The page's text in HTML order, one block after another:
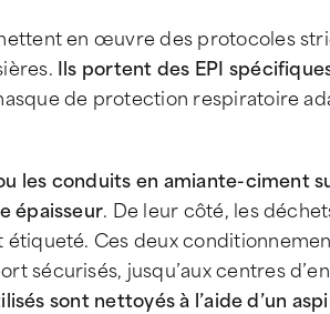
en œuvre des protocoles
Ils portent des EPI
de protection respiratoire
les conduits en amiante-ciment
épaisseur. De leur côté, les
Ces deux
sécurisés, jusqu’aux centres
sont nettoyés à l’aide d’un